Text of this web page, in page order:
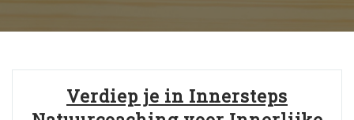
Verdiep je in Innersteps